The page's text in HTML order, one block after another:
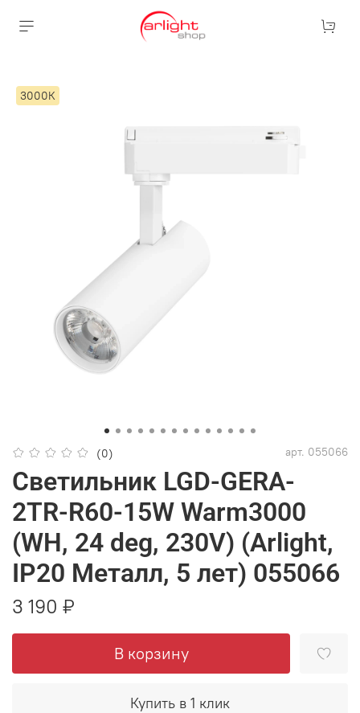
3000К
(0) арт. 055066
Светильник LGD-GERA-
2TR-R60-15W Warm3000
(WH, 24 deg, 230V) (Arlight,
IP20 Металл, 5 лет) 055066
3 190 ₽
В корзину
Купить в 1 клик